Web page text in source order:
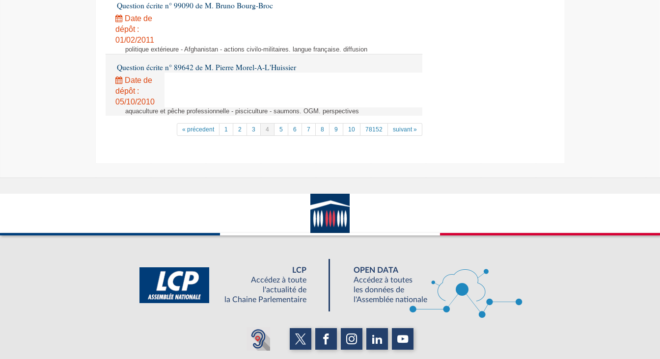
Question écrite n° 99090 de M. Bruno Bourg-Broc
Date de
dépôt :
01/02/2011
politique extérieure - Afghanistan - actions civilo-militaires. langue française. diffusion
Question écrite n° 89642 de M. Pierre Morel-A-L'Huissier
Date de
dépôt :
05/10/2010
aquaculture et pêche professionnelle - pisciculture - saumons. OGM. perspectives
« précedent 1 2 3 4 5 6 7 8 9 10 78152 suivant »
LCP
Accédez à toute
l'actualité de
la Chaine Parlementaire
OPEN DATA
Accédez à toutes
les données de
l'Assemblée nationale